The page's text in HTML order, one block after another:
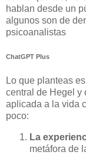
hablan desde un
algunos son de
psicoanalistas
ChatGPT Plus
Lo que planteas
central de Hegel y
aplicada a la vida
poco:
La
metáfora de